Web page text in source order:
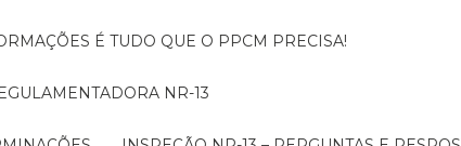
É TUDO QUE O PPCM PRECISA!
NR-13